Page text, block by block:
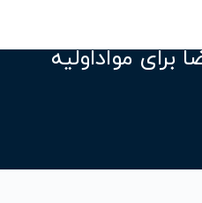
برای مواداولیه